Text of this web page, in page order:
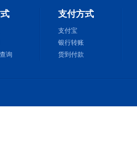
询
支付方式
支付宝
银行转账
货到付款